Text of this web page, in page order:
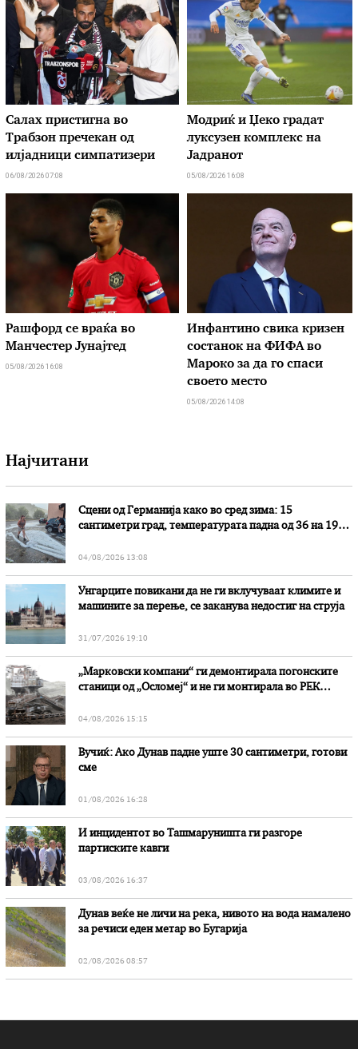
Салах пристигна во
Трабзон пречекан од
илјадници симпатизери
06/08/2026 07:08
Модриќ и Џеко градат
луксузен комплекс на
Јадранот
05/08/2026 16:08
Рашфорд се враќа во
Манчестер Јунајтед
05/08/2026 16:08
Инфантино свика кризен
состанок на ФИФА во
Мароко за да го спаси
своето место
05/08/2026 14:08
Најчитани
Сцени од Германија како во сред зима: 15
сантиметри град, температурата падна од 36 на 19
04/08/2026 13:08
Унгарците повикани да не ги вклучуваат климите и
машините за перење, се заканува недостиг на струја
31/07/2026 19:10
„Марковски компани“ ги демонтирала погонските
станици од „Осломеј“ и не ги монтирала во РЕК
04/08/2026 15:15
Вучиќ: Ако Дунав падне уште 30 сантиметри, готови
сме
01/08/2026 16:28
И инцидентот во Ташмаруништa ги разгоре
партиските кавги
03/08/2026 16:37
Дунав веќе не личи на река, нивото на вода намалено
за речиси еден метар во Бугарија
02/08/2026 08:57